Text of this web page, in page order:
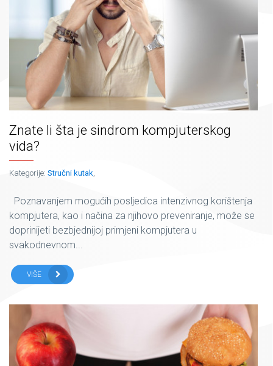
Znate li šta je sindrom kompjuterskog
vida?
Kategorije: Stručni kutak,
Poznavanjem mogućih posljedica intenzivnog korištenja
kompjutera, kao i načina za njihovo preveniranje, može se
doprinijeti bezbjednijoj primjeni kompjutera u
svakodnevnom...
VIŠE